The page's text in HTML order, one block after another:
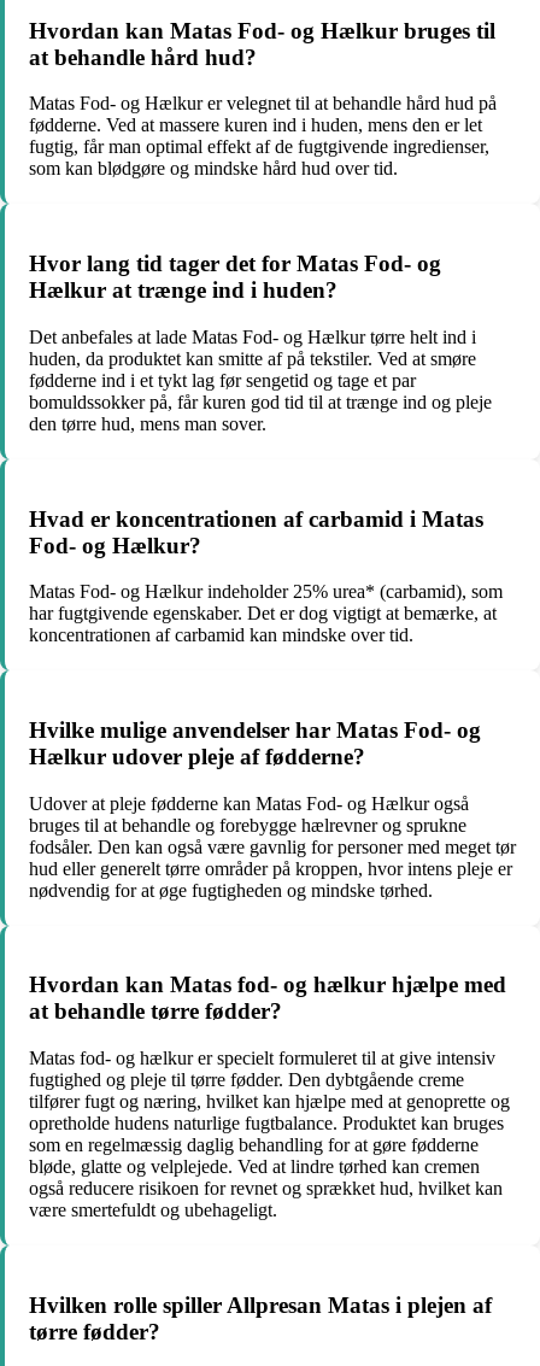
Hvordan kan Matas Fod- og Hælkur bruges til
at behandle hård hud?
Matas Fod- og Hælkur er velegnet til at behandle hård hud på
fødderne. Ved at massere kuren ind i huden, mens den er let
fugtig, får man optimal effekt af de fugtgivende ingredienser,
som kan blødgøre og mindske hård hud over tid.
Hvor lang tid tager det for Matas Fod- og
Hælkur at trænge ind i huden?
Det anbefales at lade Matas Fod- og Hælkur tørre helt ind i
huden, da produktet kan smitte af på tekstiler. Ved at smøre
fødderne ind i et tykt lag før sengetid og tage et par
bomuldssokker på, får kuren god tid til at trænge ind og pleje
den tørre hud, mens man sover.
Hvad er koncentrationen af carbamid i Matas
Fod- og Hælkur?
Matas Fod- og Hælkur indeholder 25% urea* (carbamid), som
har fugtgivende egenskaber. Det er dog vigtigt at bemærke, at
koncentrationen af carbamid kan mindske over tid.
Hvilke mulige anvendelser har Matas Fod- og
Hælkur udover pleje af fødderne?
Udover at pleje fødderne kan Matas Fod- og Hælkur også
bruges til at behandle og forebygge hælrevner og sprukne
fodsåler. Den kan også være gavnlig for personer med meget tør
hud eller generelt tørre områder på kroppen, hvor intens pleje er
nødvendig for at øge fugtigheden og mindske tørhed.
Hvordan kan Matas fod- og hælkur hjælpe med
at behandle tørre fødder?
Matas fod- og hælkur er specielt formuleret til at give intensiv
fugtighed og pleje til tørre fødder. Den dybtgående creme
tilfører fugt og næring, hvilket kan hjælpe med at genoprette og
opretholde hudens naturlige fugtbalance. Produktet kan bruges
som en regelmæssig daglig behandling for at gøre fødderne
bløde, glatte og velplejede. Ved at lindre tørhed kan cremen
også reducere risikoen for revnet og sprækket hud, hvilket kan
være smertefuldt og ubehageligt.
Hvilken rolle spiller Allpresan Matas i plejen af
tørre fødder?